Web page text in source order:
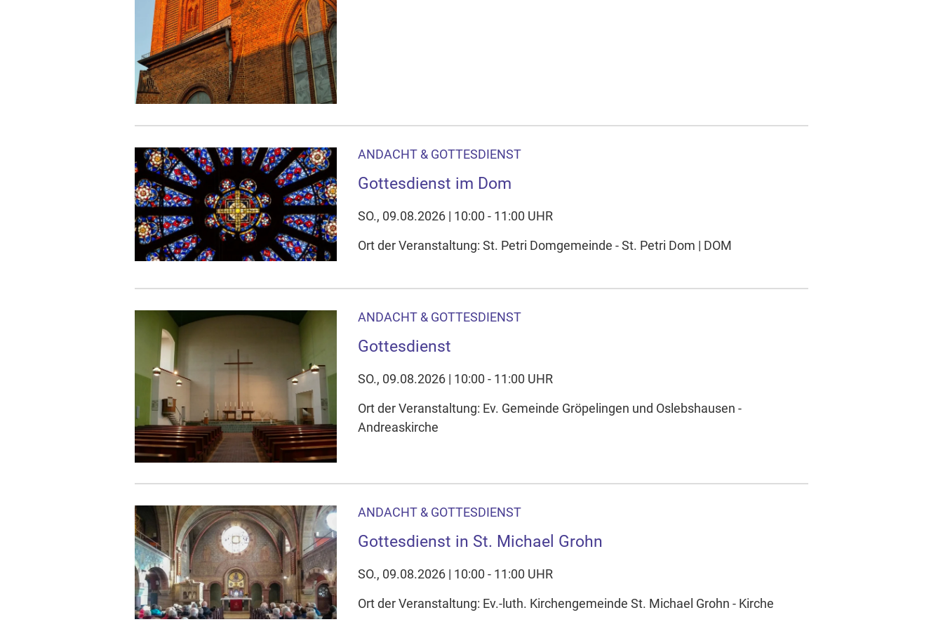
ANDACHT & GOTTESDIENST
Gottesdienst im Dom
SO., 09.08.2026 | 10:00 - 11:00 UHR
Ort der Veranstaltung: St. Petri Domgemeinde - St. Petri Dom | DOM
ANDACHT & GOTTESDIENST
Gottesdienst
SO., 09.08.2026 | 10:00 - 11:00 UHR
Ort der Veranstaltung: Ev. Gemeinde Gröpelingen und Oslebshausen -
Andreaskirche
ANDACHT & GOTTESDIENST
Gottesdienst in St. Michael Grohn
SO., 09.08.2026 | 10:00 - 11:00 UHR
Ort der Veranstaltung: Ev.-luth. Kirchengemeinde St. Michael Grohn - Kirche